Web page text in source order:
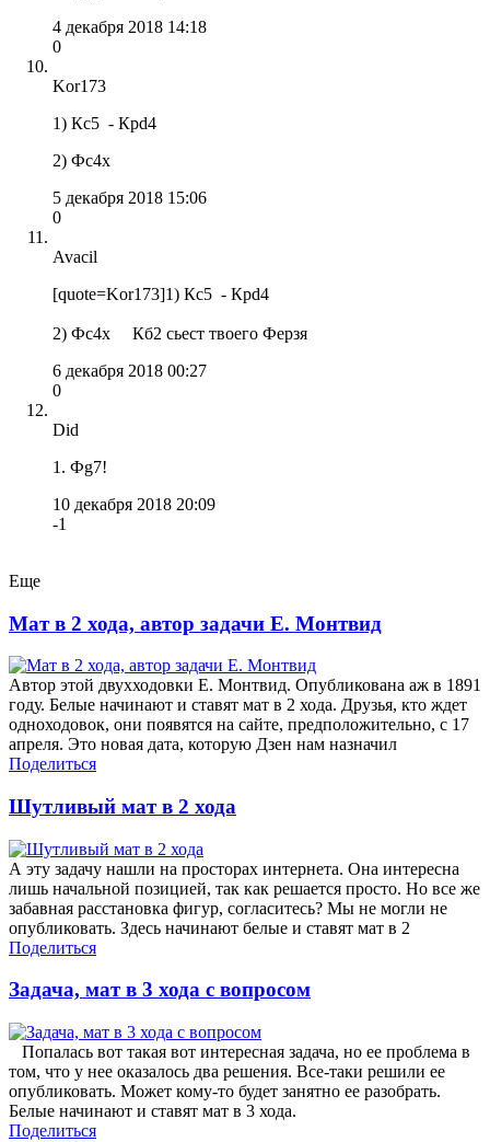
4 декабря 2018 14:18
0
Kor173
1) Кc5 - Крd4
2) Фс4х
5 декабря 2018 15:06
0
Avacil
[quote=Kor173]1) Кc5 - Крd4
2) Фс4х Кб2 сьест твоего Ферзя
6 декабря 2018 00:27
0
Did
1. Фg7!
10 декабря 2018 20:09
-1
Еще
Мат в 2 хода, автор задачи Е. Монтвид
Автор этой двухходовки Е. Монтвид. Опубликована аж в 1891
году. Белые начинают и ставят мат в 2 хода. Друзья, кто ждет
одноходовок, они появятся на сайте, предположительно, с 17
апреля. Это новая дата, которую Дзен нам назначил
Поделиться
Шутливый мат в 2 хода
А эту задачу нашли на просторах интернета. Она интересна
лишь начальной позицией, так как решается просто. Но все же
забавная расстановка фигур, согласитесь? Мы не могли не
опубликовать. Здесь начинают белые и ставят мат в 2
Поделиться
Задача, мат в 3 хода с вопросом
Попалась вот такая вот интересная задача, но ее проблема в
том, что у нее оказалось два решения. Все-таки решили ее
опубликовать. Может кому-то будет занятно ее разобрать.
Белые начинают и ставят мат в 3 хода.
Поделиться